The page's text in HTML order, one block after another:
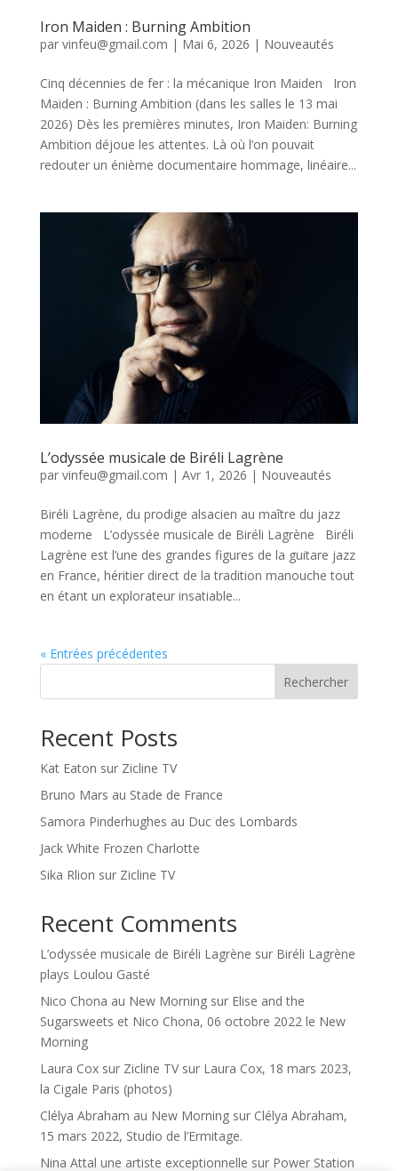
Iron Maiden : Burning Ambition
par vinfeu@gmail.com | Mai 6, 2026 | Nouveautés
Cinq décennies de fer : la mécanique Iron Maiden Iron
Maiden : Burning Ambition (dans les salles le 13 mai
2026) Dès les premières minutes, Iron Maiden: Burning
Ambition déjoue les attentes. Là où l’on pouvait
redouter un énième documentaire hommage, linéaire...
L’odyssée musicale de Biréli Lagrène
par vinfeu@gmail.com | Avr 1, 2026 | Nouveautés
Biréli Lagrène, du prodige alsacien au maître du jazz
moderne L’odyssée musicale de Biréli Lagrène Biréli
Lagrène est l’une des grandes figures de la guitare jazz
en France, héritier direct de la tradition manouche tout
en étant un explorateur insatiable...
« Entrées précédentes
Rechercher
Recent Posts
Kat Eaton sur Zicline TV
Bruno Mars au Stade de France
Samora Pinderhughes au Duc des Lombards
Jack White Frozen Charlotte
Sika Rlion sur Zicline TV
Recent Comments
L’odyssée musicale de Biréli Lagrène sur Biréli Lagrène
plays Loulou Gasté
Nico Chona au New Morningsur Elise and the
Sugarsweets et Nico Chona, 06 octobre 2022 le New
Morning
Laura Cox sur Zicline TVsur Laura Cox, 18 mars 2023,
la Cigale Paris (photos)
Clélya Abraham au New Morningsur Clélya Abraham,
15 mars 2022, Studio de l’Ermitage.
Nina Attal une artiste exceptionnelle sur Power Station